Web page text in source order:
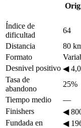
Índice de
dificultad
64
Distancia
80
Formato
Desnivel positivo ◀
Tasa de
abandono
25%
Tiempo medio
—
Finishers
◀
Fundada en
◀